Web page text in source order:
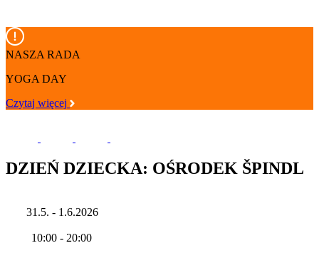
NASZA RADA
YOGA DAY
Czytaj więcej
DZIEŃ DZIECKA: OŚRODEK ŠPINDL
31.5. - 1.6.2026
10:00 - 20:00